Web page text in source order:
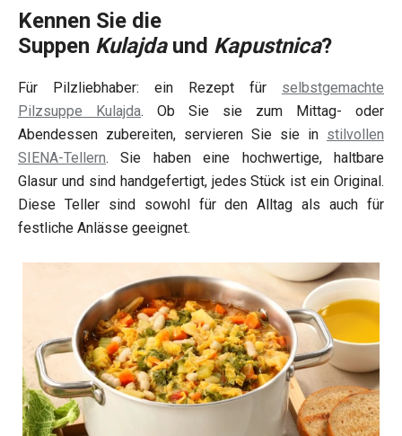
Kennen Sie die
Suppen Kulajdaund Kapustnica?
Für Pilzliebhaber: ein Rezept für selbstgemachte
Pilzsuppe Kulajda. Ob Sie sie zum Mittag- oder
Abendessen zubereiten, servieren Sie sie in stilvollen
SIENA-Tellern. Sie haben eine hochwertige, haltbare
Glasur und sind handgefertigt, jedes Stück ist ein Original.
Diese Teller sind sowohl für den Alltag als auch für
festliche Anlässe geeignet.